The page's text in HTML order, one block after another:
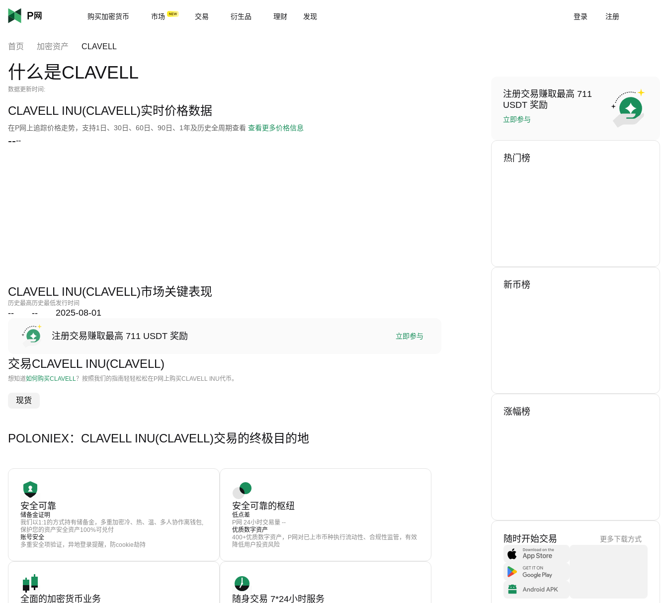
购买加密货币 市场 交易 衍生品 理财 发现 登录 注册
首页 加密资产 CLAVELL
什么是CLAVELL
数据更新时间:
CLAVELL INU(CLAVELL)实时价格数据
在P网上追踪价格走势，支持1日、30日、60日、90日、1年及历史全周期查看 查看更多价格信息
----
CLAVELL INU(CLAVELL)市场关键表现
历史最高
--
历史最低
--
发行时间
2025-08-01
注册交易赚取最高 711 USDT 奖励 立即参与
交易CLAVELL INU(CLAVELL)
想知道如何购买CLAVELL？按照我们的指南轻轻松松在P网上购买CLAVELL INU代币。
现货
POLONIEX：CLAVELL INU(CLAVELL)交易的终极目的地
安全可靠
储备金证明
我们以1:1的方式持有储备金，多重加密冷、热、温、多人协作离钱包,
保护您的资产安全资产100%可兑付
账号安全
多重安全项验证，异地登录提醒，防cookie劫持
安全可靠的枢纽
低点差
P网 24小时交易量 --
优质数字资产
400+优质数字资产，P网对已上市币种执行流动性、合规性监管，有效
降低用户投资风险
全面的加密货币业务 随身交易 7*24小时服务
注册交易赚取最高 711
USDT 奖励
立即参与
热门榜
新币榜
涨幅榜
随时开始交易 更多下载方式